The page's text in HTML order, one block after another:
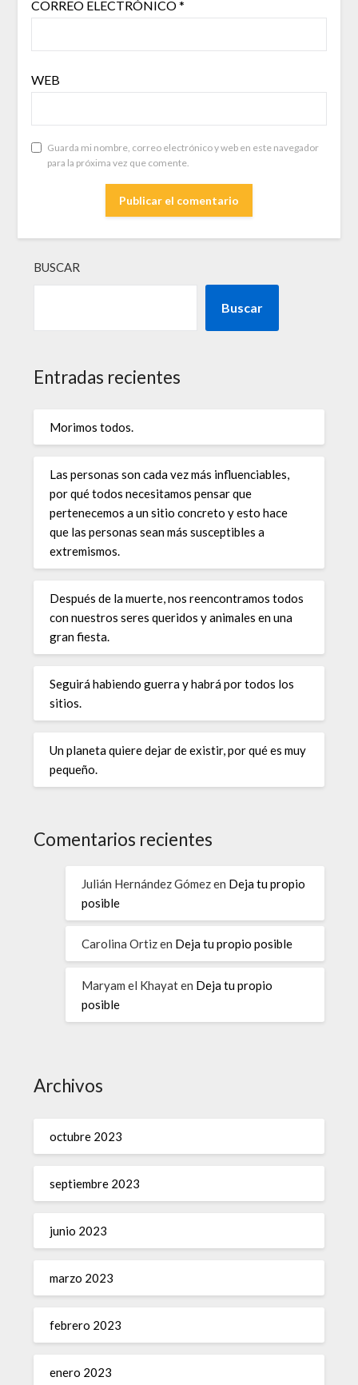
CORREO ELECTRÓNICO*
WEB
Guarda mi nombre, correo electrónico y web en este navegador
para la próxima vez que comente.
BUSCAR
Buscar
Entradas recientes
Morimos todos.
Las personas son cada vez más influenciables,
por qué todos necesitamos pensar que
pertenecemos a un sitio concreto y esto hace
que las personas sean más susceptibles a
extremismos.
Después de la muerte, nos reencontramos todos
con nuestros seres queridos y animales en una
gran fiesta.
Seguirá habiendo guerra y habrá por todos los
sitios.
Un planeta quiere dejar de existir, por qué es muy
pequeño.
Comentarios recientes
Julián Hernández Gómezen Deja tu propio
posible
Carolina Ortizen Deja tu propio posible
Maryam el Khayaten Deja tu propio
posible
Archivos
octubre 2023
septiembre 2023
junio 2023
marzo 2023
febrero 2023
enero 2023